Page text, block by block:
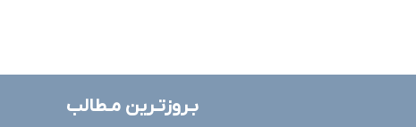
بـروزتـرین مـطالب